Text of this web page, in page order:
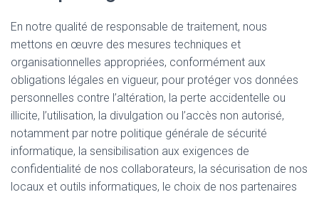
En notre qualité de responsable de traitement, nous
mettons en œuvre des mesures techniques et
organisationnelles appropriées, conformément aux
obligations légales en vigueur, pour protéger vos données
personnelles contre l’altération, la perte accidentelle ou
illicite, l’utilisation, la divulgation ou l’accès non autorisé,
notamment par notre politique générale de sécurité
informatique, la sensibilisation aux exigences de
confidentialité de nos collaborateurs, la sécurisation de nos
locaux et outils informatiques, le choix de nos partenaires